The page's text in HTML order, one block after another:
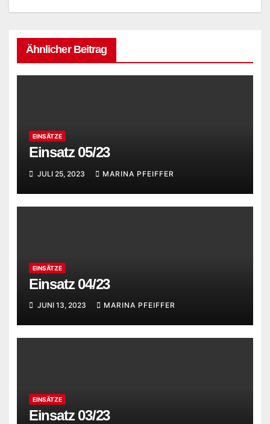
Ähnlicher Beitrag
EINSÄTZE
Einsatz 05/23
JULI 25, 2023 MARINA PFEIFFER
EINSÄTZE
Einsatz 04/23
JUNI 13, 2023 MARINA PFEIFFER
EINSÄTZE
Einsatz 03/23